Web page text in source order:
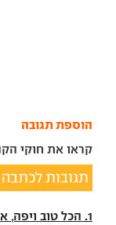
הוספת תגובה
קראו את חוקי
תגובות לכתבה
1. הכל טוב ויפה, אבל הרכב מכוער